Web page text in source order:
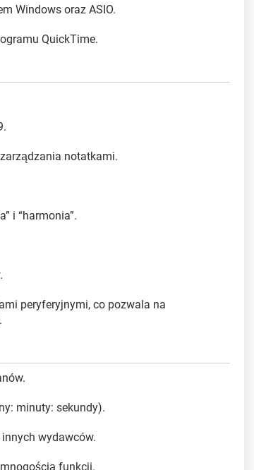
Windows oraz ASIO.
QuickTime.
notatkami.
i “harmonia”.
peryferyjnymi, co pozwala na
minuty: sekundy).
wydawców.
funkcji.